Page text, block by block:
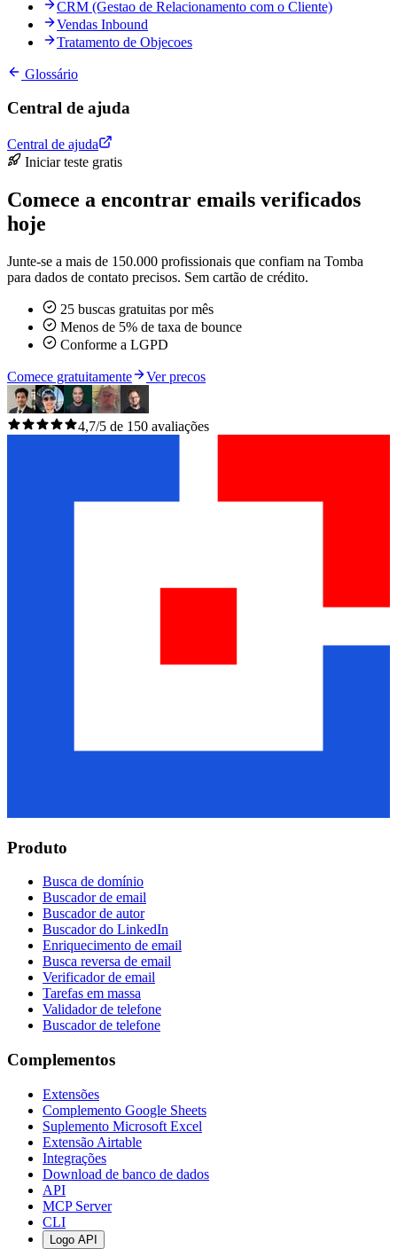
CRM (Gestao de Relacionamento com o Cliente)
Vendas Inbound
Tratamento de Objecoes
Glossário
Central de ajuda
Central de ajuda
Iniciar teste gratis
Comece a encontrar emails verificados
hoje
Junte-se a mais de 150.000 profissionais que confiam na Tomba
para dados de contato precisos. Sem cartão de crédito.
25 buscas gratuitas por mês
Menos de 5% de taxa de bounce
Conforme a LGPD
Comece gratuitamente Ver precos
4,7/5 de 150 avaliações
Produto
Busca de domínio
Buscador de email
Buscador de autor
Buscador do LinkedIn
Enriquecimento de email
Busca reversa de email
Verificador de email
Tarefas em massa
Validador de telefone
Buscador de telefone
Complementos
Extensões
Complemento Google Sheets
Suplemento Microsoft Excel
Extensão Airtable
Integrações
Download de banco de dados
API
MCP Server
CLI
Logo API